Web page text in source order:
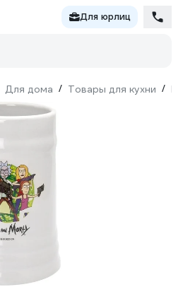
Для юрлиц
Для дома / Товары для кухни /